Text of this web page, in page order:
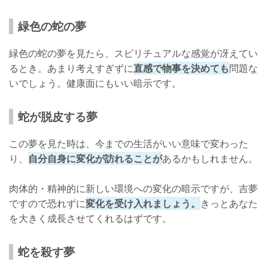
緑色の蛇の夢
緑色の蛇の夢を見たら、スピリチュアルな感覚が冴えてい
るとき。あまり考えすぎずに直感で物事を決めても問題な
いでしょう。健康面にもいい暗示です。
蛇が脱皮する夢
この夢を見た時は、今までの生活がいい意味で変わった
り、 自分自身に変化が訪れることがあるかもしれません。
肉体的・精神的に新しい環境への変化の暗示ですが、吉夢
ですので恐れずに変化を受け入れましょう。 きっとあなた
を大きく成長させてくれるはずです。
蛇を殺す夢